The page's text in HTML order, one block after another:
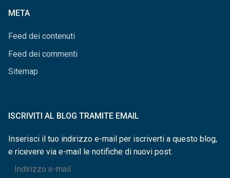
META
Feed dei contenuti
Feed dei commenti
Sitemap
ISCRIVITI AL BLOG TRAMITE EMAIL
Inserisci il tuo indirizzo e-mail per iscriverti a questo blog,
e ricevere via e-mail le notifiche di nuovi post.
Indirizzo